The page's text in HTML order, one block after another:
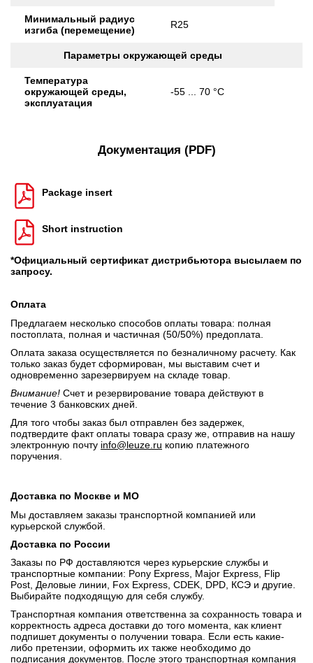
Минимальный радиус
изгиба (перемещение)
R25
Параметры окружающей среды
Температура
окружающей среды,
эксплуатация
-55 ... 70 °C
Документация (PDF)
Package insert
Short instruction
*Официальный сертификат дистрибьютора высылаем по
запросу.
Оплата
Предлагаем несколько способов оплаты товара: полная
постоплата, полная и частичная (50/50%) предоплата.
Оплата заказа осуществляется по безналичному расчету. Как
только заказ будет сформирован, мы выставим счет и
одновременно зарезервируем на складе товар.
Внимание! Счет и резервирование товара действуют в
течение 3 банковских дней.
Для того чтобы заказ был отправлен без задержек,
подтвердите факт оплаты товара сразу же, отправив на нашу
электронную почту info@leuze.ru копию платежного
поручения.
Доставка по Москве и МО
Мы доставляем заказы транспортной компанией или
курьерской службой.
Доставка по России
Заказы по РФ доставляются через курьерские службы и
транспортные компании: Pony Express, Major Express, Flip
Post, Деловые линии, Fox Express, CDEK, DPD, КСЭ и другие.
Выбирайте подходящую для себя службу.
Транспортная компания ответственна за сохранность товара и
корректность адреса доставки до того момента, как клиент
подпишет документы о получении товара. Если есть какие-
либо претензии, оформить их также необходимо до
подписания документов. После этого транспортная компания